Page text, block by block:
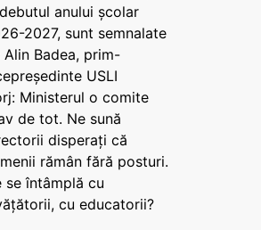
anului școlar
2027, sunt semnalate
Alin Badea, prim-
USLI
Ministerul o comite
de tot. Ne sună
disperați că
rămân fără posturi.
se întâmplă cu
cu educatorii?